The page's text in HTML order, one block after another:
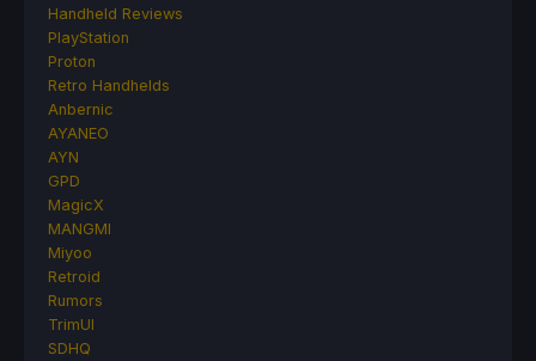
Handheld Reviews
PlayStation
Proton
Retro Handhelds
Anbernic
AYANEO
AYN
GPD
MagicX
MANGMI
Miyoo
Retroid
Rumors
TrimUI
SDHQ